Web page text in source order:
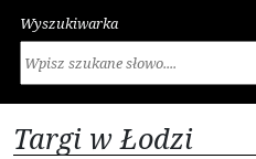
Wyszukiwarka
Targi w Łodzi